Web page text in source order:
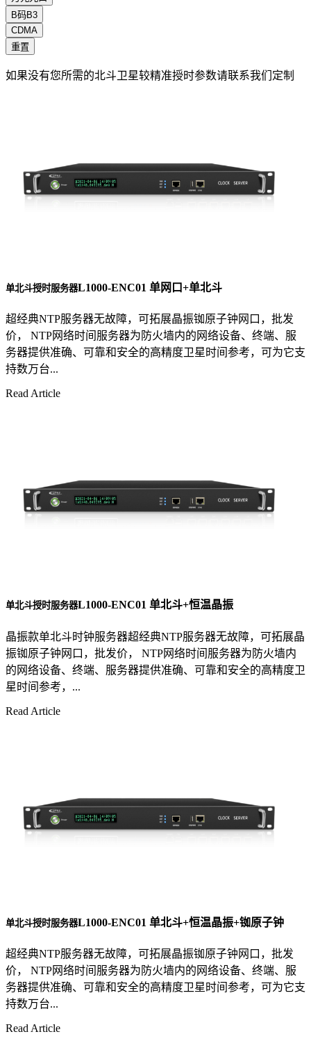
B码B3
CDMA
重置
如果没有您所需的北斗卫星较精准授时参数请联系我们定制
单北斗授时服务器L1000-ENC01 单网口+单北斗
超经典NTP服务器无故障，可拓展晶振铷原子钟网口，批发
价， NTP网络时间服务器为防火墙内的网络设备、终端、服
务器提供准确、可靠和安全的高精度卫星时间参考，可为它支
持数万台...
Read Article
单北斗授时服务器L1000-ENC01 单北斗+恒温晶振
晶振款单北斗时钟服务器超经典NTP服务器无故障，可拓展晶
振铷原子钟网口，批发价， NTP网络时间服务器为防火墙内
的网络设备、终端、服务器提供准确、可靠和安全的高精度卫
星时间参考，...
Read Article
单北斗授时服务器L1000-ENC01 单北斗+恒温晶振+铷原子钟
超经典NTP服务器无故障，可拓展晶振铷原子钟网口，批发
价， NTP网络时间服务器为防火墙内的网络设备、终端、服
务器提供准确、可靠和安全的高精度卫星时间参考，可为它支
持数万台...
Read Article